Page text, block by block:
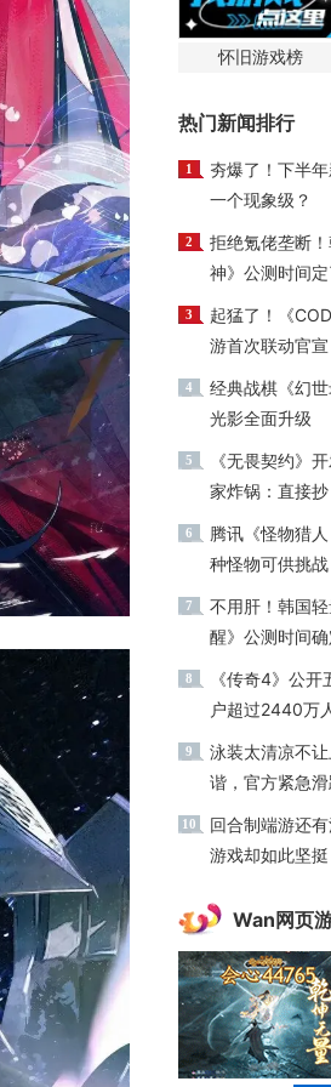
怀旧游戏榜
热门新闻排行
1
夯爆了！下半
一个现象级？
2
拒绝氪佬垄断
神》公测时间定
3
起猛了！《
游首次联动官宣
4
经典战棋《幻
光影全面升级
5
《无畏契约》
家炸锅：直接抄
6
腾讯《怪物猎
种怪物可供挑战
7
不用肝！韩国
醒》公测时间确
8
《传奇4》公
户超过2440万
9
泳装太清凉不
谐，官方紧急
10
回合制端游还
游戏却如此坚挺
Wan网页